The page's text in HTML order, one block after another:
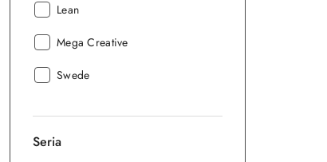
Producent:
Lean
Producent:
Mega Creative
Producent:
Swede
Seria